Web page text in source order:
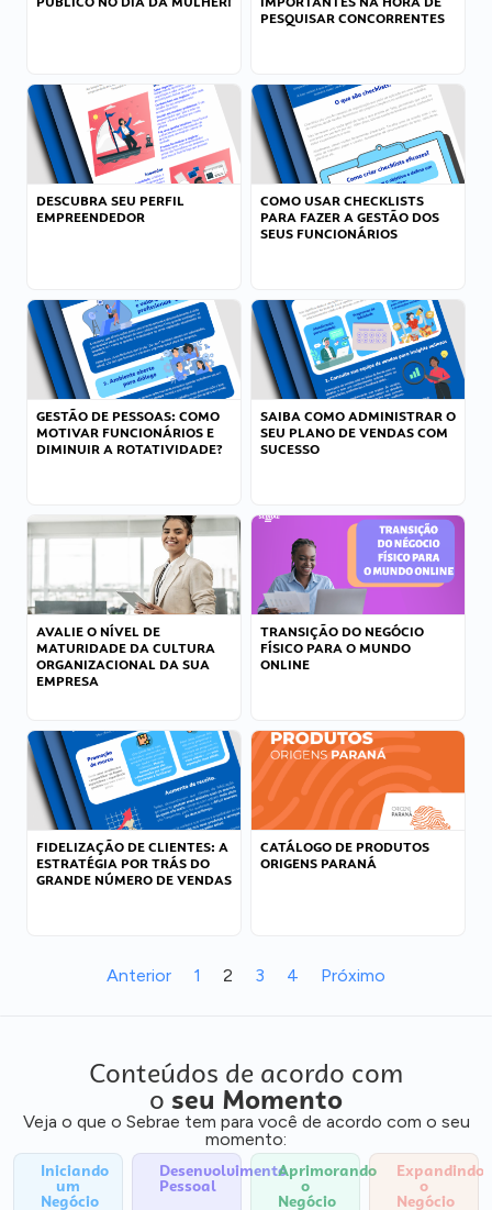
PESQUISAR CONCORRENTES
DESCUBRA SEU PERFIL
EMPREENDEDOR
COMO USAR CHECKLISTS
PARA FAZER A GESTÃO DOS
SEUS FUNCIONÁRIOS
GESTÃO DE PESSOAS: COMO
MOTIVAR FUNCIONÁRIOS E
DIMINUIR A ROTATIVIDADE?
SAIBA COMO ADMINISTRAR O
SEU PLANO DE VENDAS COM
SUCESSO
AVALIE O NÍVEL DE
MATURIDADE DA CULTURA
ORGANIZACIONAL DA SUA
EMPRESA
TRANSIÇÃO DO NEGÓCIO
FÍSICO PARA O MUNDO
ONLINE
FIDELIZAÇÃO DE CLIENTES: A
ESTRATÉGIA POR TRÁS DO
GRANDE NÚMERO DE VENDAS
CATÁLOGO DE PRODUTOS
ORIGENS PARANÁ
Anterior 1 2 3 4 Próximo
Conteúdos de acordo com
o seu Momento
Veja o que o Sebrae tem para você de acordo com o seu
momento:
Iniciando
um
Negócio
Desenvolvimento
Pessoal
Aprimorando
o
Negócio
Expandindo
o
Negócio